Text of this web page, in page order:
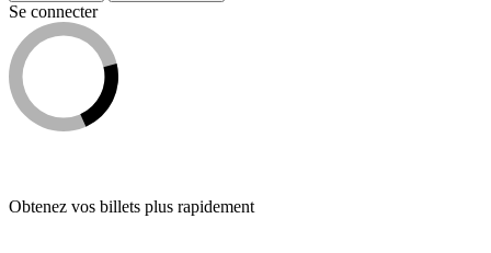
Se connecter
Obtenez vos billets plus rapidement